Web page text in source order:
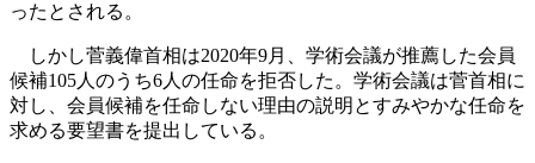
ったとされる。
しかし菅義偉首相は2020年9月、学術会議が推薦した会員
候補105人のうち6人の任命を拒否した。学術会議は菅首相に
対し、会員候補を任命しない理由の説明とすみやかな任命を
求める要望書を提出している。